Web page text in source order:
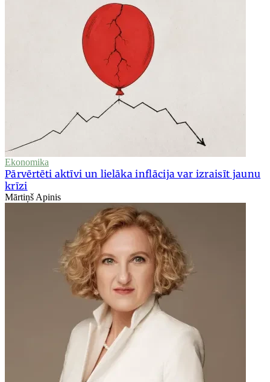
Ekonomika
Pārvērtēti aktīvi un lielāka inflācija var izraisīt jaunu
krīzi
Mārtiņš Apinis